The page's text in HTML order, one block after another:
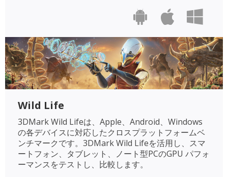
Wild Life
3DMark Wild Lifeは、Apple、Android、Windows
の各デバイスに対応したクロスプラットフォームベ
ンチマークです。3DMark Wild Lifeを活用し、スマ
ートフォン、タブレット、ノート型PCのGPU パフォ
ーマンスをテストし、比較します。